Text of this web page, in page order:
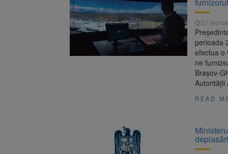
7 august 2026
7 august 2026 Dosar
21
perioada
efectua o
ne
Braşov-
READ